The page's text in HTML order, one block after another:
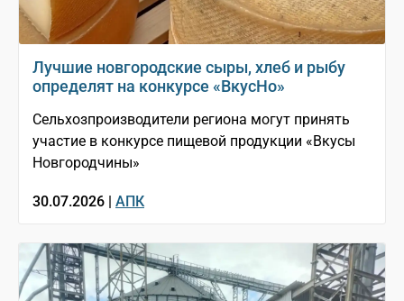
Лучшие новгородские сыры, хлеб и рыбу
определят на конкурсе «ВкусНо»
Сельхозпроизводители региона могут принять
участие в конкурсе пищевой продукции «Вкусы
Новгородчины»
30.07.2026 | АПК